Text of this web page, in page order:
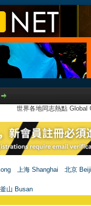
世界各地同志熱點
上海 Shanghai
北京
釜山 Busan